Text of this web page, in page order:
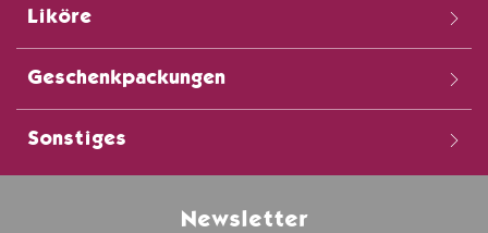
Liköre
Geschenkpackungen
Sonstiges
Newsletter